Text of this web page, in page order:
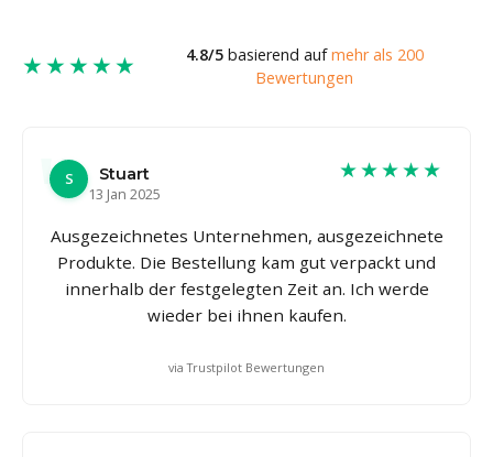
★★★★★ 4.8/5basierend aufmehr als 200
Bewertungen
S
Stuart
13 Jan 2025
★★★★★
Ausgezeichnetes Unternehmen, ausgezeichnete
Produkte. Die Bestellung kam gut verpackt und
innerhalb der festgelegten Zeit an. Ich werde
wieder bei ihnen kaufen.
via Trustpilot Bewertungen